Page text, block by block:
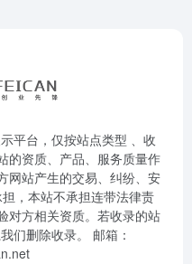
平台，仅按站点类型 、收
的资质、产品、服务质量作
网站产生的交易、纠纷、安
，本站不承担连带法律责
对方相关资质。若收录的站
们删除收录。 邮箱：